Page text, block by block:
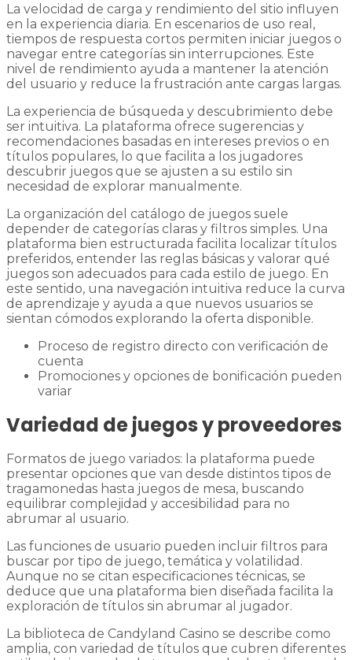
La velocidad de carga y rendimiento del sitio influyen
en la experiencia diaria. En escenarios de uso real,
tiempos de respuesta cortos permiten iniciar juegos o
navegar entre categorías sin interrupciones. Este
nivel de rendimiento ayuda a mantener la atención
del usuario y reduce la frustración ante cargas largas.
La experiencia de búsqueda y descubrimiento debe
ser intuitiva. La plataforma ofrece sugerencias y
recomendaciones basadas en intereses previos o en
títulos populares, lo que facilita a los jugadores
descubrir juegos que se ajusten a su estilo sin
necesidad de explorar manualmente.
La organización del catálogo de juegos suele
depender de categorías claras y filtros simples. Una
plataforma bien estructurada facilita localizar títulos
preferidos, entender las reglas básicas y valorar qué
juegos son adecuados para cada estilo de juego. En
este sentido, una navegación intuitiva reduce la curva
de aprendizaje y ayuda a que nuevos usuarios se
sientan cómodos explorando la oferta disponible.
Proceso de registro directo con verificación de
cuenta
Promociones y opciones de bonificación pueden
variar
Variedad de juegos y proveedores
Formatos de juego variados: la plataforma puede
presentar opciones que van desde distintos tipos de
tragamonedas hasta juegos de mesa, buscando
equilibrar complejidad y accesibilidad para no
abrumar al usuario.
Las funciones de usuario pueden incluir filtros para
buscar por tipo de juego, temática y volatilidad.
Aunque no se citan especificaciones técnicas, se
deduce que una plataforma bien diseñada facilita la
exploración de títulos sin abrumar al jugador.
La biblioteca de Candyland Casino se describe como
amplia, con variedad de títulos que cubren diferentes